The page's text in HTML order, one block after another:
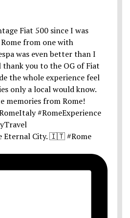
Eternal City. 🇮🇹 #Rome